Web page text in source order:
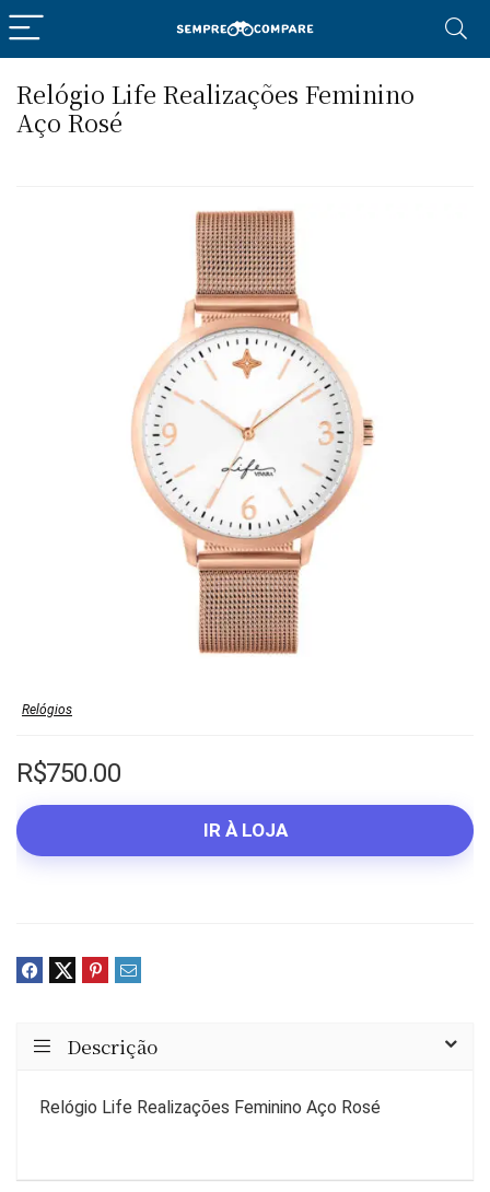
Relógio Life Realizações Feminino
Aço Rosé
Relógios
R$750.00
IR À LOJA
Descrição
Relógio Life Realizações Feminino Aço Rosé